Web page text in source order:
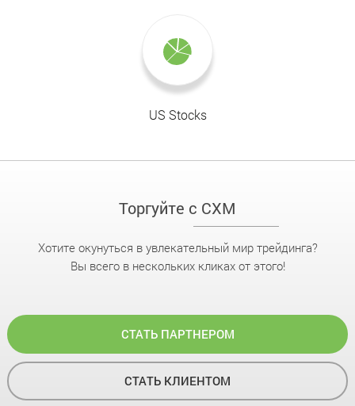
US Stocks
Торгуйте с CXM
Хотите окунуться в увлекательный мир трейдинга?
Вы всего в нескольких кликах от этого!
СТАТЬ ПАРТНЕРОМ
СТАТЬ КЛИЕНТОМ